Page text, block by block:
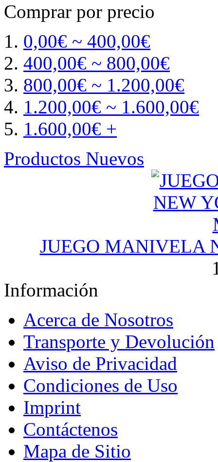
Comprar por precio
0,00€ ~ 400,00€
400,00€ ~ 800,00€
800,00€ ~ 1.200,00€
1.200,00€ ~ 1.600,00€
1.600,00€ +
Productos Nuevos
JUEGO MANIVELA
Información
Acerca de Nosotros
Transporte y Devolución
Aviso de Privacidad
Condiciones de Uso
Imprint
Contáctenos
Mapa de Sitio